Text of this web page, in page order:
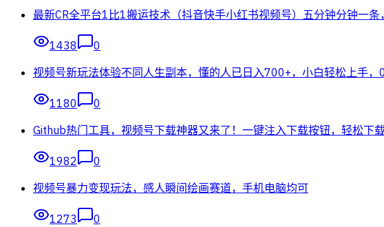
最新CR全平台1比1搬运技术（抖音快手小红书视频号）五分钟分钟一条
1438
0
视频号新玩法体验不同人生副本，懂的人已日入700+，小白轻松上手
1180
0
Github热门工具，视频号下载神器又来了！一键注入下载按钮，轻松下
1982
0
视频号暴力变现玩法，感人瞬间绘画赛道，手机电脑均可
1273 0